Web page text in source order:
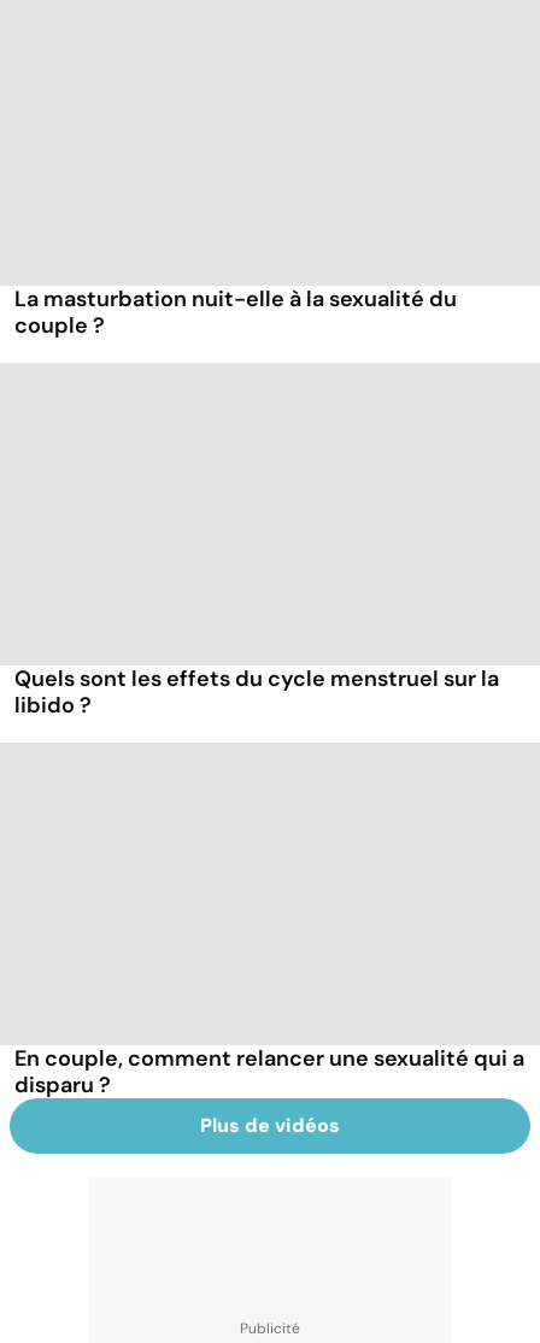
La masturbation nuit-elle à la sexualité du
couple ?
Quels sont les effets du cycle menstruel sur la
libido ?
En couple, comment relancer une sexualité qui a
disparu ?
Plus de vidéos